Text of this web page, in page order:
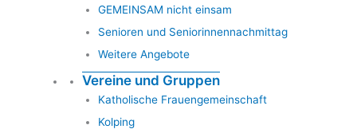
GEMEINSAM nicht einsam
Senioren und Seniorinnennachmittag
Weitere Angebote
Vereine und Gruppen
Katholische Frauengemeinschaft
Kolping